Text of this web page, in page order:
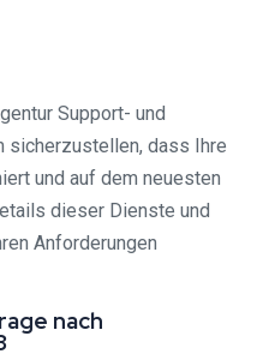
Support- und
sicherzustellen, dass Ihre
und auf dem neuesten
dieser Dienste und
Anforderungen
nach